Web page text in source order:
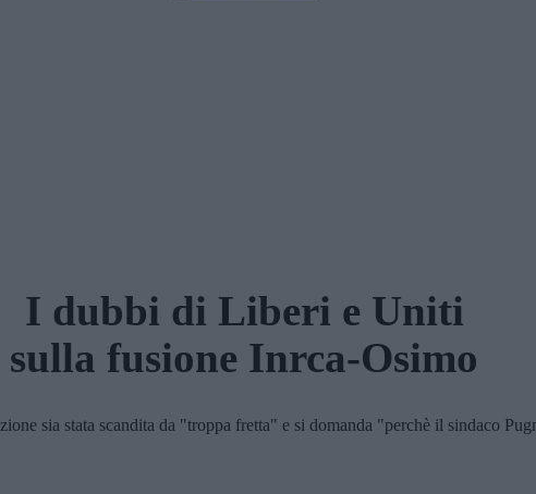
I dubbi di Liberi e Uniti
sulla fusione Inrca-Osimo
sia stata scandita da "troppa fretta" e si domanda "perchè il sindaco